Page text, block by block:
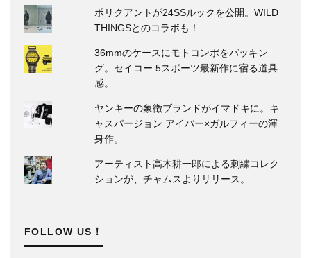
ポリクアントが24SSルックを公開。WILD
THINGSとのコラボも！
36mmのケースにモトコンポをパッキン
グ。セイコー 5スポーツ最新作に宿る道具
感。
ヤンキーの象徴ブランドがイマドキに。キ
ャスパージョン アイバー×ガルフィーの渾
身作。
アーティスト高木耕一郎による刺繍コレク
ションが、チャムスよりリリース。
FOLLOW US！